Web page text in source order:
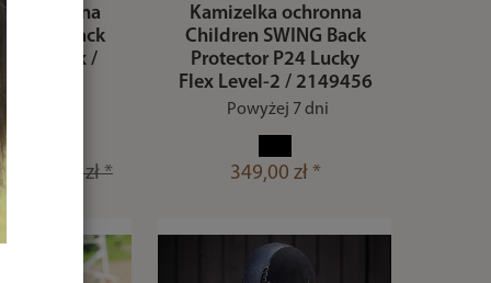
ochronna
Back
P24 Flex /
389,00 zł *
Kamizelka ochronna
Children SWING Back
Protector P24 Lucky
Flex Level-2 / 2149456
Powyżej 7 dni
349,00 zł *